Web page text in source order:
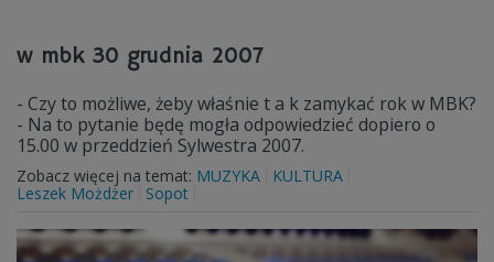
w mbk 30 grudnia 2007
- Czy to możliwe, żeby właśnie t a k zamykać rok w MBK?
- Na to pytanie będę mogła odpowiedzieć dopiero o
15.00 w przeddzień Sylwestra 2007.
Zobacz więcej na temat: MUZYKA
KULTURA
Leszek Możdżer
Sopot